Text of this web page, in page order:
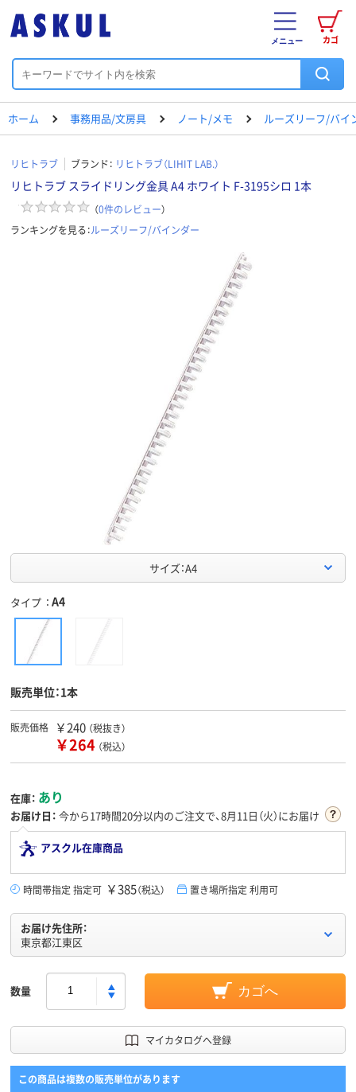
カゴ
メニュー
ホーム 事務用品/文房具 ノート/メモ ルーズリーフ/バイ
リヒトラブ ブランド： リヒトラブ（LIHIT LAB.）
リヒトラブ スライドリング金具 A4 ホワイト F-3195シロ 1本
（0件のレビュー）
ランキングを見る：ルーズリーフ/バインダー
サイズ：A4
タイプ A4
販売単位：1本
販売価格 ￥240 （税抜き）
￥264 （税込）
在庫： あり
お届け日： 今から17時間20分以内のご注文で、8月11日（火）にお届け
アスクル在庫商品
時間帯指定 指定可 ￥385（税込） 置き場所指定 利用可
お届け先住所：
東京都江東区
数量 カゴへ
マイカタログへ登録
この商品は複数の販売単位があります